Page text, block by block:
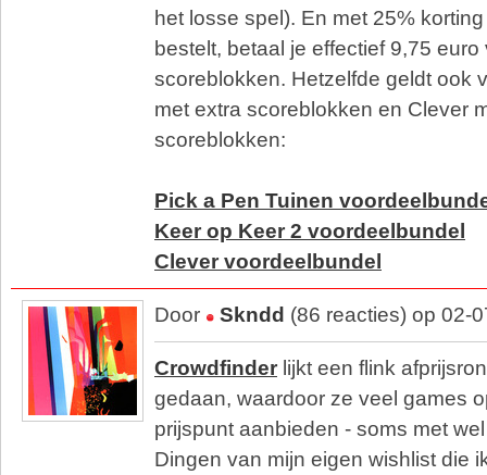
het losse spel). En met 25%
bestelt, betaal je effectief 9,75
scoreblokken. Hetzelfde geldt ook
met extra scoreblokken en Clever
scoreblokken:
Pick a Pen Tuinen
Keer op Keer 2 voordeelbundel
Clever voordeelbundel
Door Skndd (86 reacties) op 02-
Crowdfinder lijkt een flink
gedaan, waardoor ze veel games
prijspunt aanbieden - soms met
Dingen van mijn eigen wishlist die